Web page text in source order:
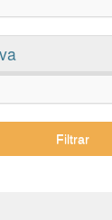
Filtrar